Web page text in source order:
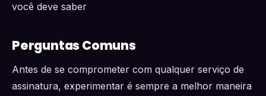
você deve saber
Perguntas Comuns
Antes de se comprometer com qualquer serviço de
assinatura, experimentar é sempre a melhor maneira